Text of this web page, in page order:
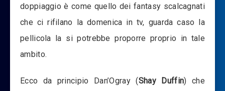
doppiaggio è come quello dei fantasy scalcagnati
che ci rifilano la domenica in tv, guarda caso la
pellicola la si potrebbe proporre proprio in tale
ambito.
Ecco da principio Dan’Ogray (Shay Duffin) che